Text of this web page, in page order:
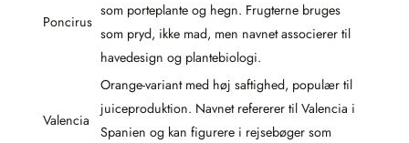
Poncirus
som porteplante og hegn. Frugterne bruges
som pryd, ikke mad, men navnet associerer til
havedesign og plantebiologi.
Valencia
Orange-variant med høj saftighed, populær til
juiceproduktion. Navnet refererer til Valencia i
Spanien og kan figurere i rejsebøger som